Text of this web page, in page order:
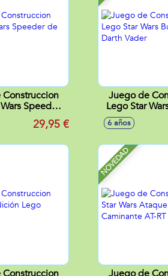
Speeder
Vanth29,95 €
Juego de
Lego Star
Darth
6 años
NOVEDAD